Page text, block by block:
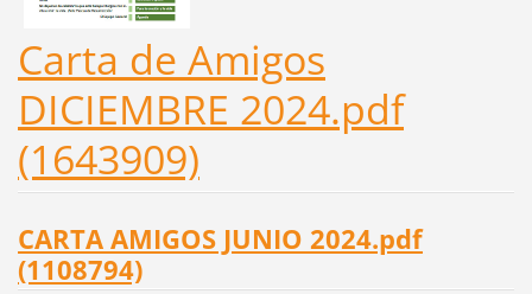
Carta de Amigos
DICIEMBRE 2024.pdf
(1643909)
CARTA AMIGOS JUNIO 2024.pdf
(1108794)